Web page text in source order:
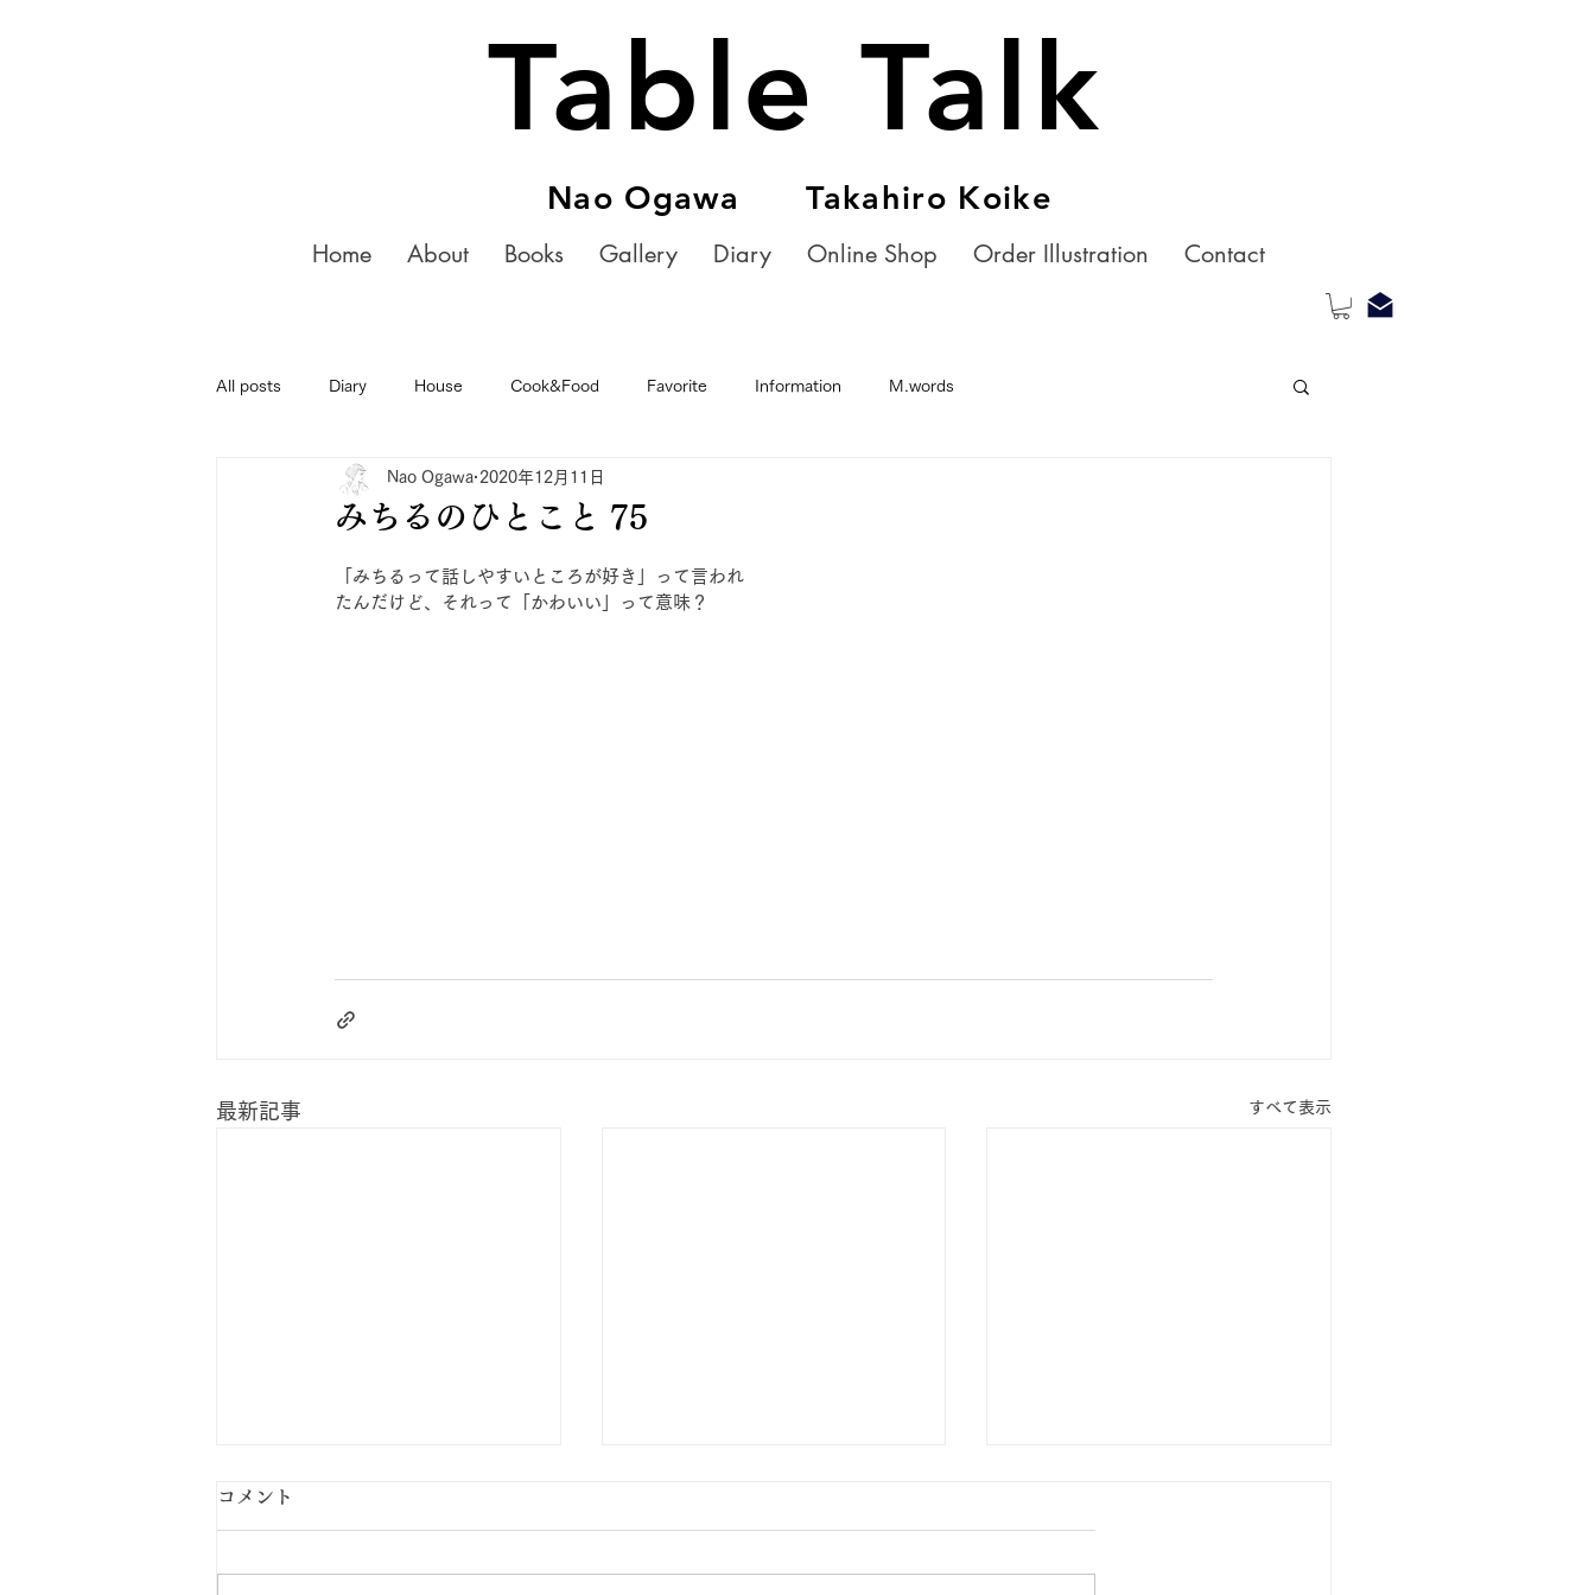
Table Talk
Nao Ogawa Takahiro Koike
Home About Books Gallery Diary Online Shop Order Illustration Contact
All posts Diary House Cook&Food Favorite Information M.words
みちるのひとこと 75
Nao Ogawa 2020年12月11日
「みちるって話しやすいところが好き」って言われ
たんだけど、それって「かわいい」って意味？
最新記事 すべて表示
コメント